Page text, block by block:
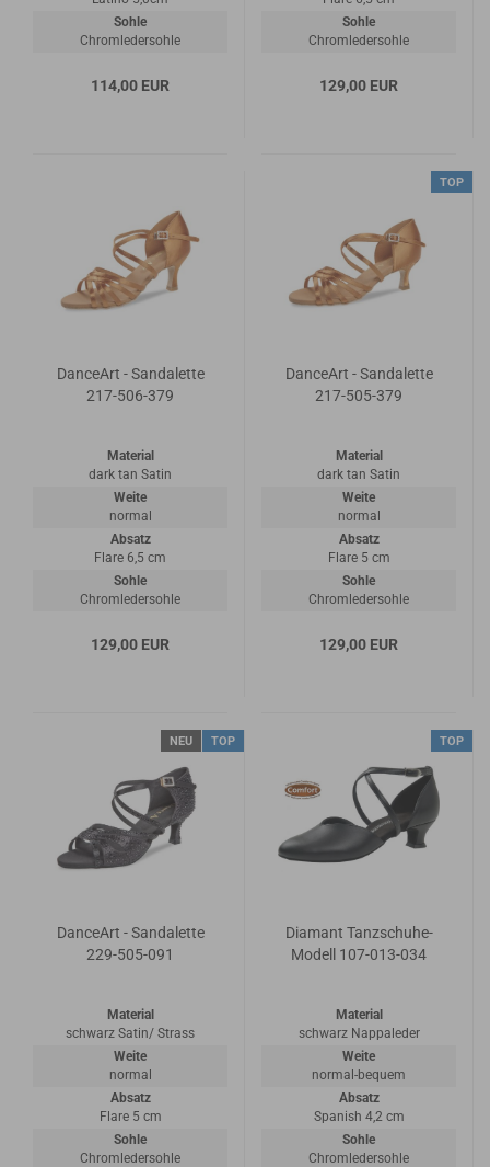
Sohle
Chromledersohle
114,00 EUR
Sohle
Chromledersohle
129,00 EUR
DanceArt - Sandalette
217-506-379
Material
dark tan Satin
Weite
normal
Absatz
Flare 6,5 cm
Sohle
Chromledersohle
129,00 EUR
TOP
DanceArt - Sandalette
217-505-379
Material
dark tan Satin
Weite
normal
Absatz
Flare 5 cm
Sohle
Chromledersohle
129,00 EUR
NEU TOP
DanceArt - Sandalette
229-505-091
Material
schwarz Satin/ Strass
Weite
normal
Absatz
Flare 5 cm
Sohle
Chromledersohle
TOP
Diamant Tanzschuhe-
Modell 107-013-034
Material
schwarz Nappaleder
Weite
normal-bequem
Absatz
Spanish 4,2 cm
Sohle
Chromledersohle